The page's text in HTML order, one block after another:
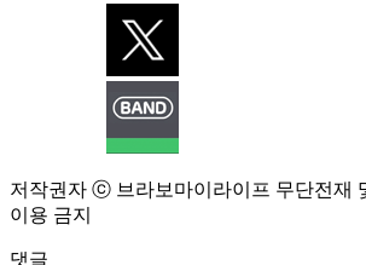
저작권자 ⓒ 브라보마이라이프 무단전재
이용 금지
댓글